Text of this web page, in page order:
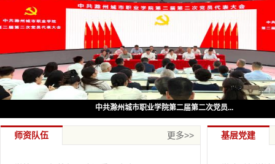
1
中共滁州城市职业学院第二届第二次党员...
师资队伍 更多>> 基层党建